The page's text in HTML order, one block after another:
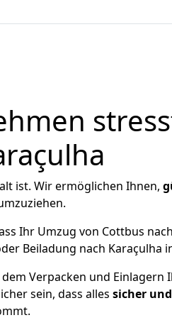
ist. Wir ermöglichen Ihnen,
Ihr Umzug von Cottbus
Beiladung nach Karaçulha
dem Verpacken und
sein, dass alles sicher